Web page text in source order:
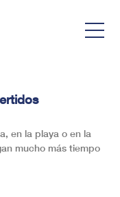
en la playa o en la
mucho más tiempo